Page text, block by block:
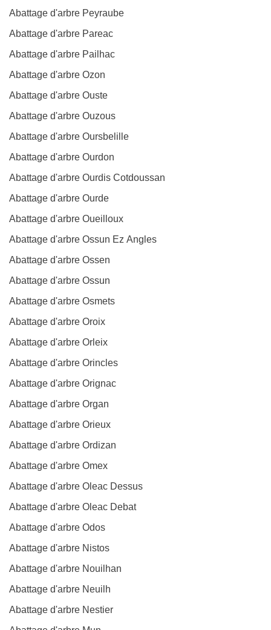
Abattage d'arbre Peyraube
Abattage d'arbre Pareac
Abattage d'arbre Pailhac
Abattage d'arbre Ozon
Abattage d'arbre Ouste
Abattage d'arbre Ouzous
Abattage d'arbre Oursbelille
Abattage d'arbre Ourdon
Abattage d'arbre Ourdis Cotdoussan
Abattage d'arbre Ourde
Abattage d'arbre Oueilloux
Abattage d'arbre Ossun Ez Angles
Abattage d'arbre Ossen
Abattage d'arbre Ossun
Abattage d'arbre Osmets
Abattage d'arbre Oroix
Abattage d'arbre Orleix
Abattage d'arbre Orincles
Abattage d'arbre Orignac
Abattage d'arbre Organ
Abattage d'arbre Orieux
Abattage d'arbre Ordizan
Abattage d'arbre Omex
Abattage d'arbre Oleac Dessus
Abattage d'arbre Oleac Debat
Abattage d'arbre Odos
Abattage d'arbre Nistos
Abattage d'arbre Nouilhan
Abattage d'arbre Neuilh
Abattage d'arbre Nestier